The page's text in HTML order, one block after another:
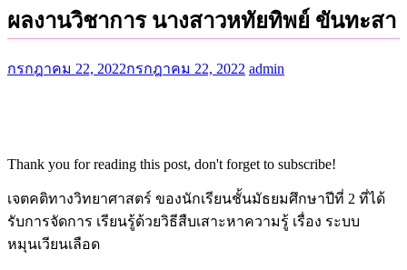
ผลงานวิชาการ นางสาวหทัยทิพย์ ขันทะสา
กรกฎาคม 22, 2022กรกฎาคม 22, 2022 admin
Thank you for reading this post, don't forget to subscribe!
เจตคติทางวิทยาศาสตร์ ของนักเรียนชั้นมัธยมศึกษาปีที่ 2 ที่ได้
รับการจัดการ เรียนรู้ด้วยวิธีสืบเสาะหาความรู้ เรื่อง ระบบ
หมุนเวียนเลือด